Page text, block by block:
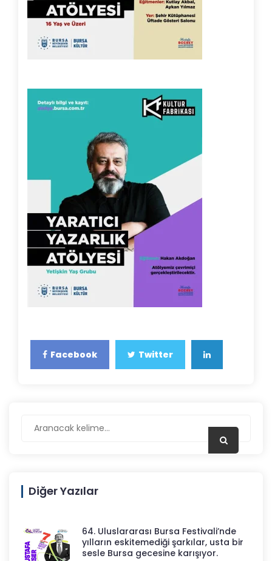
Facebook Twitter
Diğer Yazılar
64. Uluslararası Bursa Festivali’nde
yılların eskitemediği şarkılar, usta bir
sesle Bursa gecesine karışıyor.